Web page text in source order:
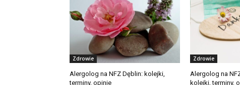
Zdrowie
Alergolog na NFZ Dęblin: kolejki,
terminy, opinie
Zdrowie
Alergolog na
kolejki, terminy,